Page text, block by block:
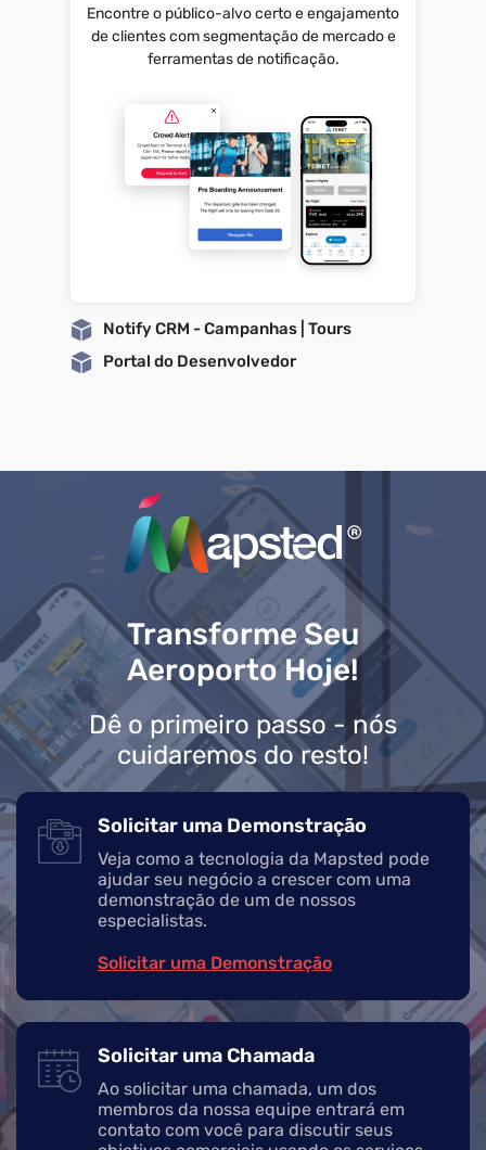
Encontre o público-alvo certo e engajamento
de clientes com segmentação de mercado e
ferramentas de notificação.
Notify CRM - Campanhas | Tours
Portal do Desenvolvedor
Transforme Seu
Aeroporto Hoje!
Dê o primeiro passo - nós
cuidaremos do resto!
Solicitar uma Demonstração
Veja como a tecnologia da Mapsted pode
ajudar seu negócio a crescer com uma
demonstração de um de nossos
especialistas.
Solicitar uma Demonstração
Solicitar uma Chamada
Ao solicitar uma chamada, um dos
membros da nossa equipe entrará em
contato com você para discutir seus